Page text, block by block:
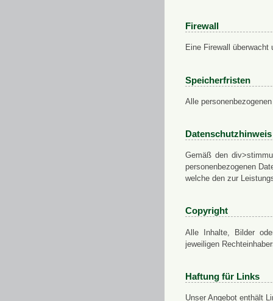
Firewall
Eine Firewall
Speicherfristen
Alle
Datenschutzhinweis
Gemäß den
personenbezogenen
welche den zur
Copyright
Alle Inhalte, Bilder
jeweiligen
Haftung für Links
Unser Angebot enthält